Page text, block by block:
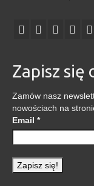
Zapisz się
Zamów nasz
nowościach na
Email *